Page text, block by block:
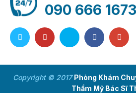
090 666 1673
Copyright © 2017Phòng Khám
Thẩm Mỹ Bác Sĩ